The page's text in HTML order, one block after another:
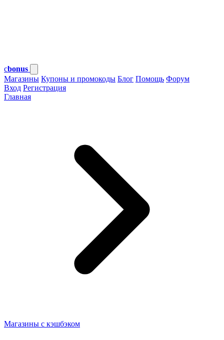
cbonus
Магазины Купоны и промокоды Блог Помощь Форум
Вход Регистрация
Главная
Магазины с кэшбэком